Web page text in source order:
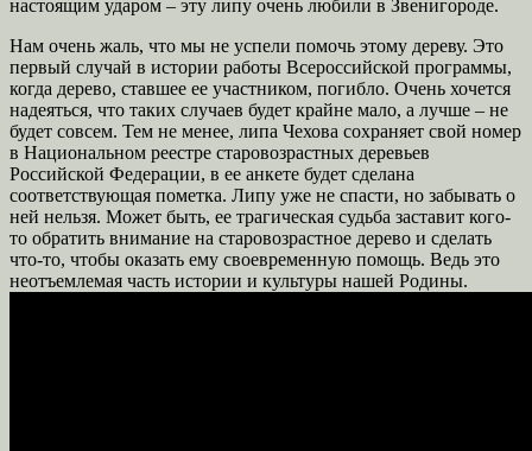
настоящим ударом – эту липу очень любили в Звенигороде.
Нам очень жаль, что мы не успели помочь этому дереву. Это
первый случай в истории работы Всероссийской программы,
когда дерево, ставшее ее участником, погибло. Очень хочется
надеяться, что таких случаев будет крайне мало, а лучше – не
будет совсем. Тем не менее, липа Чехова сохраняет свой номер
в Национальном реестре старовозрастных деревьев
Российской Федерации, в ее анкете будет сделана
соответствующая пометка. Липу уже не спасти, но забывать о
ней нельзя. Может быть, ее трагическая судьба заставит кого-
то обратить внимание на старовозрастное дерево и сделать
что-то, чтобы оказать ему своевременную помощь. Ведь это
неотъемлемая часть истории и культуры нашей Родины.